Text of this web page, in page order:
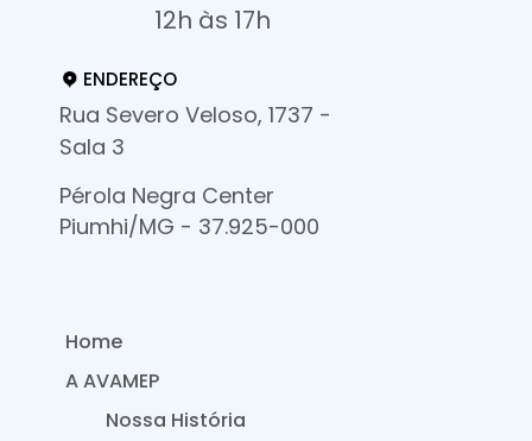
12h às 17h
ENDEREÇO
Rua Severo Veloso, 1737 -
Sala 3
Pérola Negra Center
Piumhi/MG - 37.925-000
Home
A AVAMEP
Nossa História